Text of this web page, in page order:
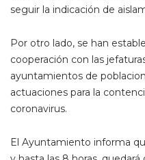
seguir la indicación de
Por otro lado, se han
cooperación con las
ayuntamientos de
actuaciones para la
coronavirus.
El Ayuntamiento informa